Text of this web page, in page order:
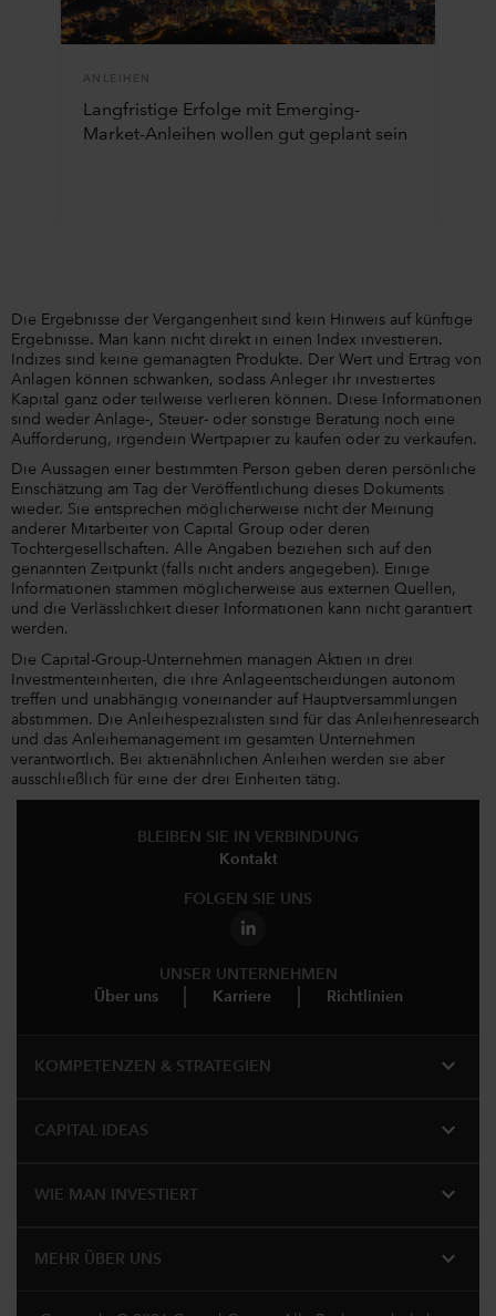
ANLEIHEN
Langfristige Erfolge mit Emerging-
Market-Anleihen wollen gut geplant sein
Die Ergebnisse der Vergangenheit sind kein Hinweis auf künftige
Ergebnisse. Man kann nicht direkt in einen Index investieren.
Indizes sind keine gemanagten Produkte. Der Wert und Ertrag von
Anlagen können schwanken, sodass Anleger ihr investiertes
Kapital ganz oder teilweise verlieren können. Diese Informationen
sind weder Anlage-, Steuer- oder sonstige Beratung noch eine
Aufforderung, irgendein Wertpapier zu kaufen oder zu verkaufen.
Die Aussagen einer bestimmten Person geben deren persönliche
Einschätzung am Tag der Veröffentlichung dieses Dokuments
wieder. Sie entsprechen möglicherweise nicht der Meinung
anderer Mitarbeiter von Capital Group oder deren
Tochtergesellschaften. Alle Angaben beziehen sich auf den
genannten Zeitpunkt (falls nicht anders angegeben). Einige
Informationen stammen möglicherweise aus externen Quellen,
und die Verlässlichkeit dieser Informationen kann nicht garantiert
werden.
Die Capital-Group-Unternehmen managen Aktien in drei
Investmenteinheiten, die ihre Anlageentscheidungen autonom
treffen und unabhängig voneinander auf Hauptversammlungen
abstimmen. Die Anleihespezialisten sind für das Anleihenresearch
und das Anleihemanagement im gesamten Unternehmen
verantwortlich. Bei aktienähnlichen Anleihen werden sie aber
ausschließlich für eine der drei Einheiten tätig.
BLEIBEN SIE IN VERBINDUNG
Kontakt
FOLGEN SIE UNS
UNSER UNTERNEHMEN
Über uns
Karriere Richtlinien
KOMPETENZEN & STRATEGIEN expand_more
CAPITAL IDEAS expand_more
WIE MAN INVESTIERT expand_more
MEHR ÜBER UNS expand_more